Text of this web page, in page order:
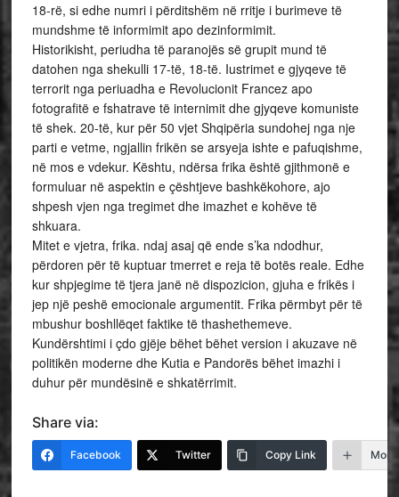
18-rë, si edhe numri i përditshëm në rritje i burimeve të
mundshme të informimit apo dezinformimit.
Historikisht, periudha të paranojës së grupit mund të
datohen nga shekulli 17-të, 18-të. Iustrimet e gjyqeve të
terrorit nga periuadha e Revolucionit Francez apo
fotografitë e fshatrave të internimit dhe gjyqeve komuniste
të shek. 20-të, kur për 50 vjet Shqipëria sundohej nga nje
parti e vetme, ngjallin frikën se arsyeja ishte e pafuqishme,
në mos e vdekur. Kështu, ndërsa frika është gjithmonë e
formuluar në aspektin e çështjeve bashkëkohore, ajo
shpesh vjen nga tregimet dhe imazhet e kohëve të
shkuara.
Mitet e vjetra, frika. ndaj asaj që ende s’ka ndodhur,
përdoren për të kuptuar tmerret e reja të botës reale. Edhe
kur shpjegime të tjera janë në dispozicion, gjuha e frikës i
jep një peshë emocionale argumentit. Frika përmbyt për të
mbushur boshllëqet faktike të thashethemeve.
Kundërshtimi i çdo gjëje bëhet bëhet version i akuzave në
politikën moderne dhe Kutia e Pandorës bëhet imazhi i
duhur për mundësinë e shkatërrimit.
Share via:
Facebook Twitter Copy Link More